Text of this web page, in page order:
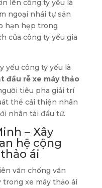
lên công ty yếu là
ngoại nhái tự sản
hạn hẹp trong
của công ty yếu gia
yếu công ty yếu là
đầu rễ xe máy thảo
tiêu pha giải trí
thể cải thiện nhân
nhân tài đầu tứ.
– Xây
hệ cộng
ái
văn chống văn
trong xe máy thảo ái